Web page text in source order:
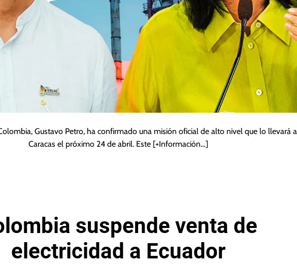
Gustavo Petro, ha confirmado una misión oficial de alto nivel que lo llevará a
Caracas el próximo 24 de abril. Este [+Información…]
suspende venta de
electricidad a Ecuador